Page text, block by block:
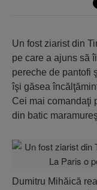
Un fost ziarist din
pe care a ajuns să
pereche de pantofi
îşi găsea
Cei mai comandaţi
din batic
Dumitru Mihăică